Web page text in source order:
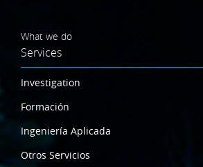
What we do
Services
Investigation
Formación
Ingeniería Aplicada
Otros Servicios